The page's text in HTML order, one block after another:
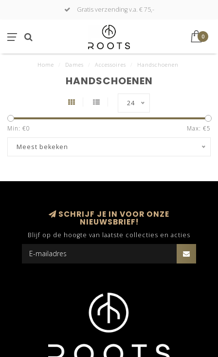
Gratis verzending v.a. € 75,-
0
Home Dames Accessoires Handschoenen
HANDSCHOENEN
24
Min: €0 Max: €5
Meest bekeken
SCHRIJF JE IN VOOR ONZE
NIEUWSBRIEF!
Blijf op de hoogte van laatste collecties en acties